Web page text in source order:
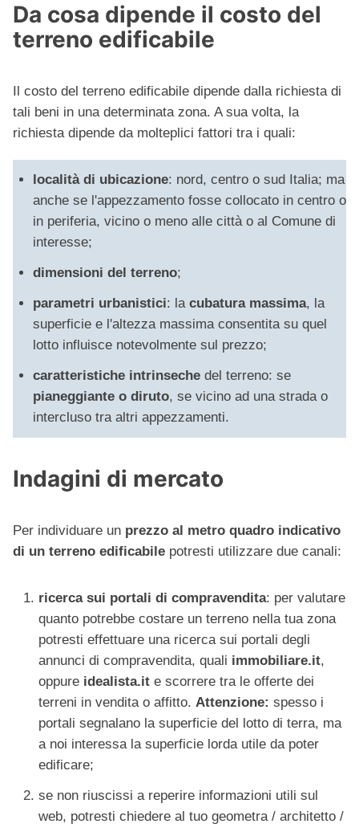
Da cosa dipende il costo del
terreno edificabile
Il costo del terreno edificabile dipende dalla richiesta di
tali beni in una determinata zona. A sua volta, la
richiesta dipende da molteplici fattori tra i quali:
località di ubicazione: nord, centro o sud Italia; ma
anche se l'appezzamento fosse collocato in centro o
in periferia, vicino o meno alle città o al Comune di
interesse;
dimensioni del terreno;
parametri urbanistici: la cubatura massima, la
superficie e l'altezza massima consentita su quel
lotto influisce notevolmente sul prezzo;
caratteristiche intrinseche del terreno: se
pianeggiante o diruto, se vicino ad una strada o
intercluso tra altri appezzamenti.
Indagini di mercato
Per individuare un prezzo al metro quadro indicativo
di un terreno edificabile potresti utilizzare due canali:
ricerca sui portali di compravendita: per valutare
quanto potrebbe costare un terreno nella tua zona
potresti effettuare una ricerca sui portali degli
annunci di compravendita, quali immobiliare.it,
oppure idealista.it e scorrere tra le offerte dei
terreni in vendita o affitto. Attenzione: spesso i
portali segnalano la superficie del lotto di terra, ma
a noi interessa la superficie lorda utile da poter
edificare;
se non riuscissi a reperire informazioni utili sul
web, potresti chiedere al tuo geometra / architetto /